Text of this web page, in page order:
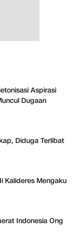
Aspirasi
Dugaan
Diduga Terlibat
Kalideres Mengaku
Indonesia Ong